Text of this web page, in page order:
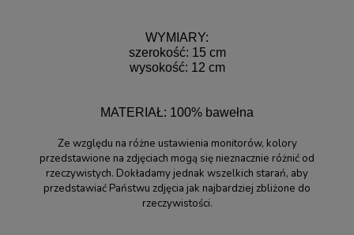
WYMIARY:
szerokość: 15 cm
wysokość: 12 cm
MATERIAŁ: 100% bawełna
Ze względu na różne ustawienia monitorów, kolory
przedstawione na zdjęciach mogą się nieznacznie różnić od
rzeczywistych. Dokładamy jednak wszelkich starań, aby
przedstawiać Państwu zdjęcia jak najbardziej zbliżone do
rzeczywistości.